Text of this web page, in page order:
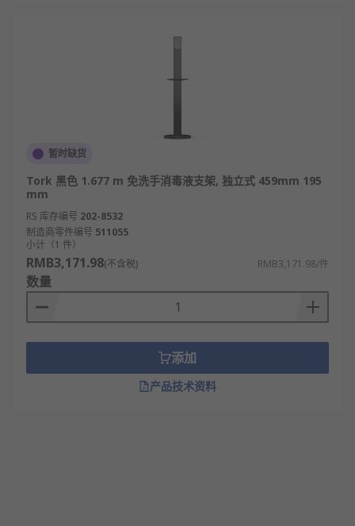
暂时缺货
Tork 黑色 1.677 m 免洗手消毒液支架, 独立式 459mm 195
mm
RS 库存编号 202-8532
制造商零件编号 511055
小计（1 件）
RMB3,171.98(不含税) RMB3,171.98/件
数量
添加
产品技术资料